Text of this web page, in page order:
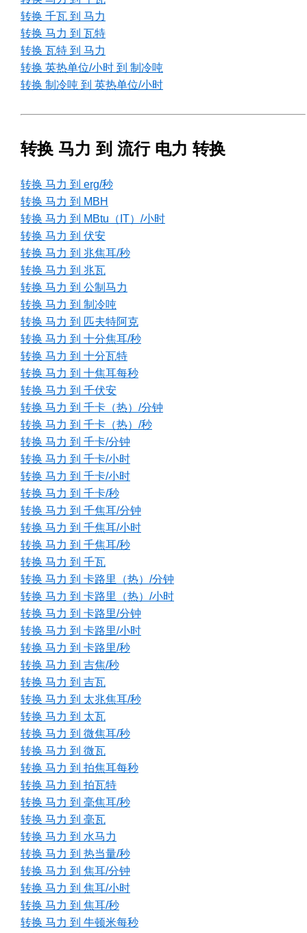
转换 千瓦 到 马力
转换 马力 到 瓦特
转换 瓦特 到 马力
转换 英热单位/小时 到 制冷吨
转换 制冷吨 到 英热单位/小时
转换 马力 到 流行 电力 转换
转换 马力 到 erg/秒
转换 马力 到 MBH
转换 马力 到 MBtu（IT）/小时
转换 马力 到 伏安
转换 马力 到 兆焦耳/秒
转换 马力 到 兆瓦
转换 马力 到 公制马力
转换 马力 到 制冷吨
转换 马力 到 匹夫特阿克
转换 马力 到 十分焦耳/秒
转换 马力 到 十分瓦特
转换 马力 到 十焦耳每秒
转换 马力 到 千伏安
转换 马力 到 千卡（热）/分钟
转换 马力 到 千卡（热）/秒
转换 马力 到 千卡/分钟
转换 马力 到 千卡/小时
转换 马力 到 千卡/小时
转换 马力 到 千卡/秒
转换 马力 到 千焦耳/分钟
转换 马力 到 千焦耳/小时
转换 马力 到 千焦耳/秒
转换 马力 到 千瓦
转换 马力 到 卡路里（热）/分钟
转换 马力 到 卡路里（热）/小时
转换 马力 到 卡路里/分钟
转换 马力 到 卡路里/小时
转换 马力 到 卡路里/秒
转换 马力 到 吉焦/秒
转换 马力 到 吉瓦
转换 马力 到 太兆焦耳/秒
转换 马力 到 太瓦
转换 马力 到 微焦耳/秒
转换 马力 到 微瓦
转换 马力 到 拍焦耳每秒
转换 马力 到 拍瓦特
转换 马力 到 毫焦耳/秒
转换 马力 到 毫瓦
转换 马力 到 水马力
转换 马力 到 热当量/秒
转换 马力 到 焦耳/分钟
转换 马力 到 焦耳/小时
转换 马力 到 焦耳/秒
转换 马力 到 牛顿米每秒